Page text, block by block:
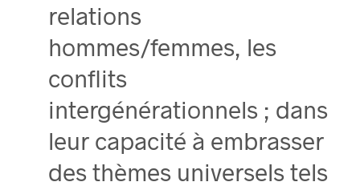
relations
hommes/femmes, les
conflits
intergénérationnels ; dans
leur capacité à embrasser
des thèmes universels tels